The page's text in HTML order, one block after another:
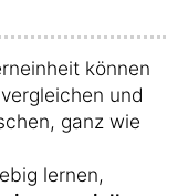
können
und
ganz wie
lernen,